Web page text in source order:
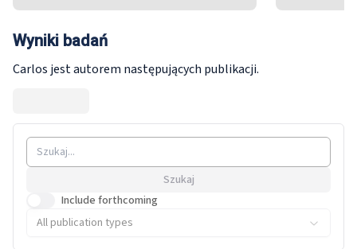
Wyniki badań
Carlos jest autorem następujących publikacji.
Szukaj
Include forthcoming
All publication types